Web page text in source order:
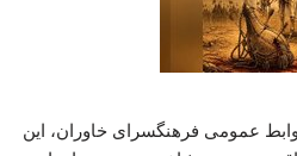
عمومی فرهنگسرای خاوران، این